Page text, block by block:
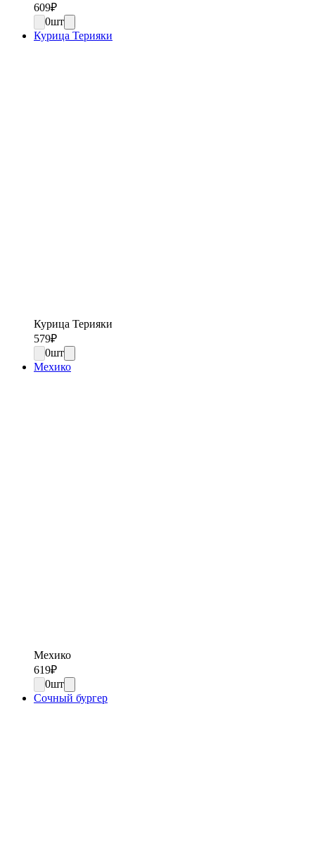
609₽
0шт
Курица Терияки
Курица Терияки
579₽
0шт
Мехико
Мехико
619₽
0шт
Сочный бургер